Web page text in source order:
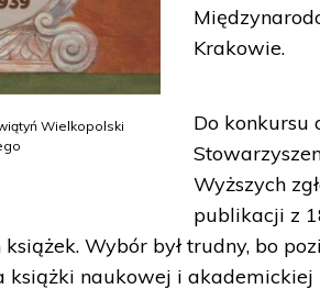
Wielkopolski
Krakowie.
Do konkursu
Wyższych
publikacji z
Wybór był trudny, bo
książki naukowej i